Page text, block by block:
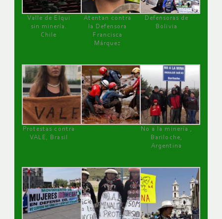
Valle de Elqui
sin minería.
Chile
Atentan contra
la Defensora
Francisca
Márquez
Defensoras de
Bolivia
Protestas contra
VALE, Brasil
No a la minería ,
Bariloche,
Argentina